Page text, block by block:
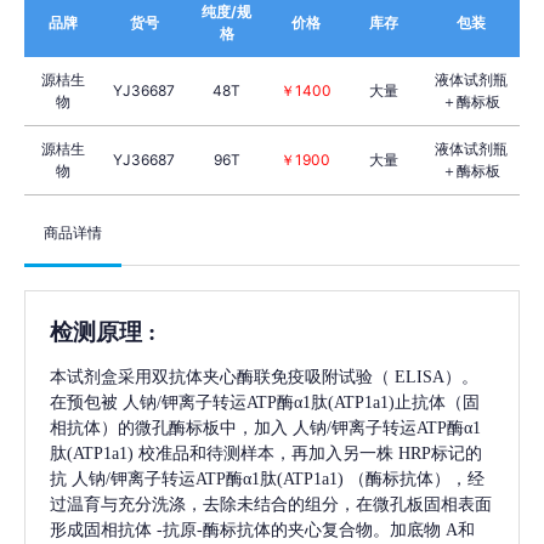
品牌 货号
纯度/规
格
价格 库存 包装
源桔生
物
YJ36687 48T ￥1400 大量
液体试剂瓶
＋酶标板
源桔生
物
YJ36687 96T ￥1900 大量
液体试剂瓶
＋酶标板
商品详情
检测原理 :
本试剂盒采用双抗体夹心酶联免疫吸附试验（ ELISA）。
在预包被 人钠/钾离子转运ATP酶α1肽(ATP1a1) 止抗体（固
相抗体）的微孔酶标板中，加入
人钠/钾离子转运ATP酶α1
肽(ATP1a1) 校准品和待测样本，再加入另一株 HRP标记的
抗 人钠/钾离子转运ATP酶α1肽(ATP1a1)
（酶标抗体），经
过温育与充分洗涤，去除未结合的组分，在微孔板固相表面
形成固相抗体 -抗原-酶标抗体的夹心复合物。加底物 A和